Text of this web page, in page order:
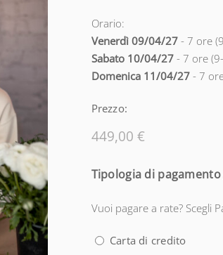
Orario:
Venerdì 09/04/27- 7 ore
Sabato 10/04/27- 7 ore
Domenica 11/04/27- 7
Prezzo:
Tipologia di pagamento
Vuoi pagare a rate? Scegli
Carta di credito